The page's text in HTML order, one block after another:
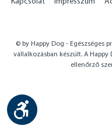
© by Happy Dog - Egészséges
vállalkozásban készült. A
ellenőrző
Show toolbar